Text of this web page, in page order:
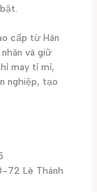
cấp từ Hàn
và giữ
may tỉ mỉ,
nghiệp, tạo
72 Lê Thánh